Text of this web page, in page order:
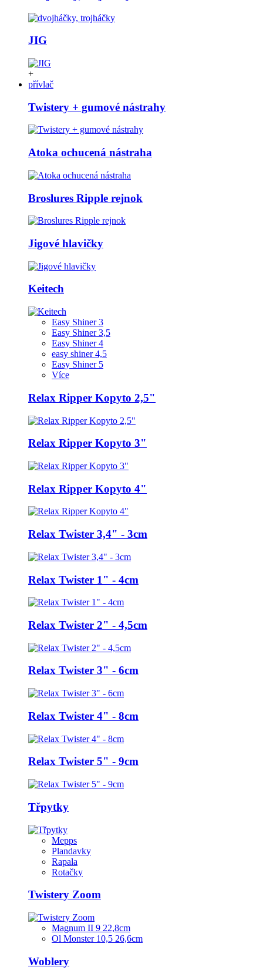
JIG
+
přívlač
Twistery + gumové nástrahy
Atoka ochucená nástraha
Broslures Ripple rejnok
Jigové hlavičky
Keitech
Easy Shiner 3
Easy Shiner 3,5
Easy Shiner 4
easy shiner 4,5
Easy Shiner 5
Více
Relax Ripper Kopyto 2,5"
Relax Ripper Kopyto 3"
Relax Ripper Kopyto 4"
Relax Twister 3,4" - 3cm
Relax Twister 1" - 4cm
Relax Twister 2" - 4,5cm
Relax Twister 3" - 6cm
Relax Twister 4" - 8cm
Relax Twister 5" - 9cm
Třpytky
Mepps
Plandavky
Rapala
Rotačky
Twistery Zoom
Magnum II 9 22,8cm
Ol Monster 10,5 26,6cm
Woblery